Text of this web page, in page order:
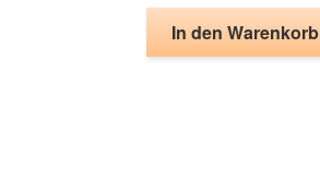
In den Warenkorb